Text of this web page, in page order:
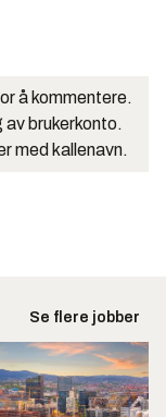
å kommentere.
brukerkonto.
med kallenavn.
Se flere jobber